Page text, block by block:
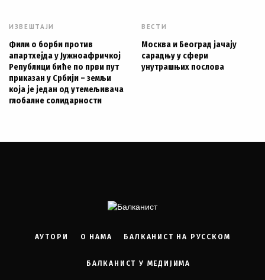
ИЗВЕШТАЈИ
Филм о борби против
апартхејда у Јужноафричкој
Републици биће по први пут
приказан у Србији – земљи
која је један од утемељивача
глобалне солидарности
ВЕСТИ
Москва и Београд јачају
сарадњу у сфери
унутрашњих послова
АУТОРИ О НАМА БАЛКАНИСТ НА РУССКОМ
БАЛКАНИСТ У МЕДИЈИМА